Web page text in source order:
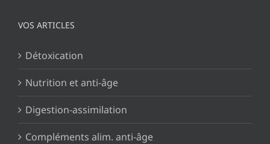
VOS ARTICLES
Détoxication
Nutrition et anti-âge
Digestion-assimilation
Compléments alim. anti-âge